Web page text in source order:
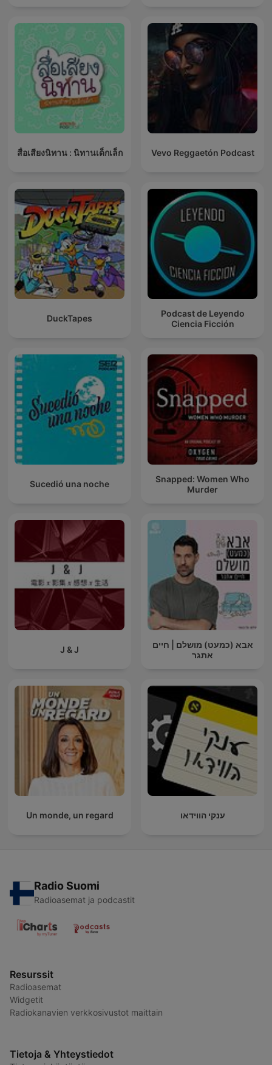
สื่อเสียงนิทาน : นิทานเด็กเล็ก Vevo Reggaetón Podcast
DuckTapes
Podcast de Leyendo
Ciencia Ficción
Sucedió una noche
Snapped: Women Who
Murder
J & J
אבא (כמעט) מושלם | חיים
אתגר
Un monde, un regard ענקי הווידאו
Radio Suomi
Radioasemat ja podcastit
Resurssit
Radioasemat
Widgetit
Radiokanavien verkkosivustot maittain
Tietoja & Yhteystiedot